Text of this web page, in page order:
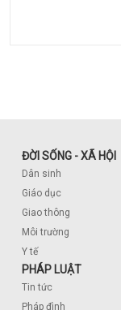
ĐỜI SỐNG - XÃ HỘI
Dân sinh
Giáo dục
Giao thông
Môi trường
Y tế
PHÁP LUẬT
Tin tức
Pháp đình